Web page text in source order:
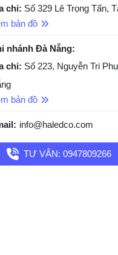
chỉ: Số 329 Lê Trọng Tấn,
bản đồ
nhánh Đà Nẵng:
chỉ: Số 223, Nguyễn Tri
bản đồ
info@haledco.com
TƯ VẤN: 0947809266